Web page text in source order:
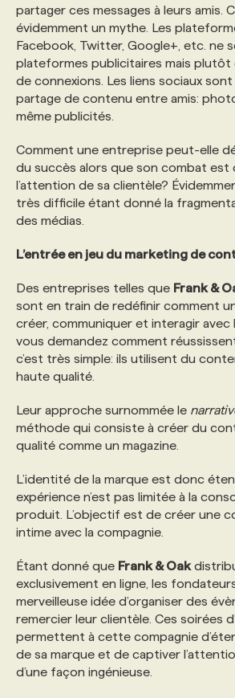
partager ces messages à leurs amis.
évidemment un mythe. Les
Facebook, Twitter, Google+, etc. ne
plateformes publicitaires mais
de connexions. Les liens sociaux
partage de contenu entre amis:
même publicités.
Comment une entreprise peut-elle
du succès alors que son combat est
l’attention de sa clientèle?
très difficile étant donné la
des médias.
L’entrée en jeu du marketing de
Des entreprises telles que Frank &
sont en train de redéfinir comment
créer, communiquer et interagir avec
vous demandez comment
c’est très simple: ils utilisent du
haute qualité.
Leur approche surnommée le
méthode qui consiste à créer du
qualité comme un magazine.
L’identité de la marque est donc
expérience n’est pas limitée à la
produit. L’objectif est de créer une
intime avec la compagnie.
Étant donné que Frank & Oak
exclusivement en ligne, les
merveilleuse idée d’organiser des
remercier leur clientèle. Ces soirées
permettent à cette compagnie
de sa marque et de captiver
d’une façon ingénieuse.